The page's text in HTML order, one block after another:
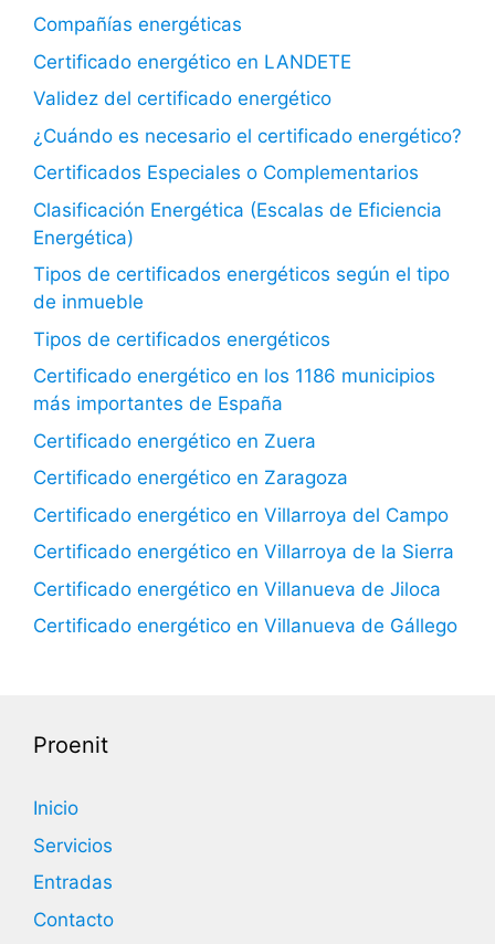
Compañías energéticas
Certificado energético en LANDETE
Validez del certificado energético
¿Cuándo es necesario el certificado energético?
Certificados Especiales o Complementarios
Clasificación Energética (Escalas de Eficiencia
Energética)
Tipos de certificados energéticos según el tipo
de inmueble
Tipos de certificados energéticos
Certificado energético en los 1186 municipios
más importantes de España
Certificado energético en Zuera
Certificado energético en Zaragoza
Certificado energético en Villarroya del Campo
Certificado energético en Villarroya de la Sierra
Certificado energético en Villanueva de Jiloca
Certificado energético en Villanueva de Gállego
Proenit
Inicio
Servicios
Entradas
Contacto